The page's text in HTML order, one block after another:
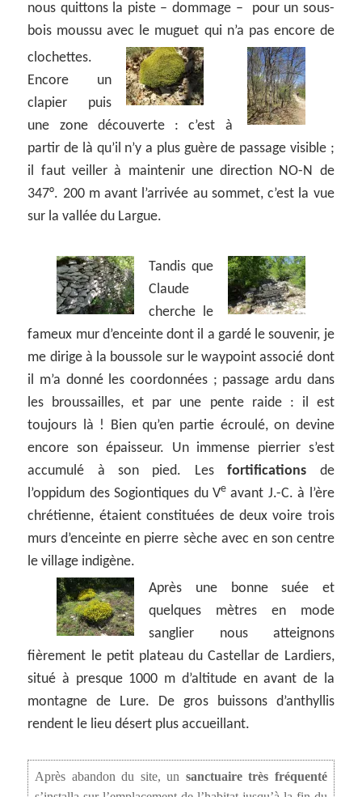
nous quittons la piste – dommage – pour un sous-
bois moussu avec le muguet qui n’a pas encore de
clochettes.
Encore un
clapier puis
une zone découverte : c’est à
partir de là qu’il n’y a plus guère de passage visible ;
il faut veiller à maintenir une direction NO-N de
347°. 200 m avant l’arrivée au sommet, c’est la vue
sur la vallée du Largue.
Tandis que
Claude
cherche le
fameux mur d’enceinte dont il a gardé le souvenir, je
me dirige à la boussole sur le waypoint associé dont
il m’a donné les coordonnées ; passage ardu dans
les broussailles, et par une pente raide : il est
toujours là ! Bien qu’en partie écroulé, on devine
encore son épaisseur. Un immense pierrier s’est
accumulé à son pied. Lesfortifications de
l’oppidum des Sogiontiques du Ve avant J.-C. à l’ère
chrétienne, étaient constituées de deux voire trois
murs d’enceinte en pierre sèche avec en son centre
le village indigène.
Après une bonne suée et
quelques mètres en mode
sanglier nous atteignons
fièrement le petit plateau du Castellar de Lardiers,
situé à presque 1000 m d’altitude en avant de la
montagne de Lure. De gros buissons d’anthyllis
rendent le lieu désert plus accueillant.
Après abandon du site, un sanctuaire très fréquenté